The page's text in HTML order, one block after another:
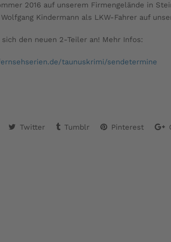
2016 auf unserem Firmengelände in
Kindermann als LKW-Fahrer auf
sich den neuen 2-Teiler an! Mehr Infos:
taunuskrimi/sendetermine
Twitter Tumblr Pinterest